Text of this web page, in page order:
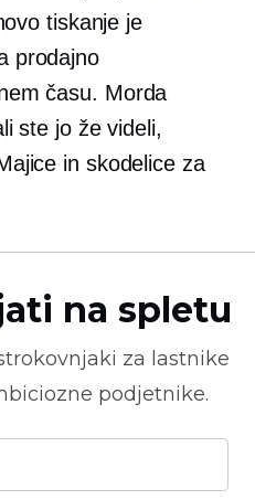
tiskanje je
prodajno
času. Morda
ste jo že videli,
in skodelice za
na spletu
za lastnike
podjetnike.